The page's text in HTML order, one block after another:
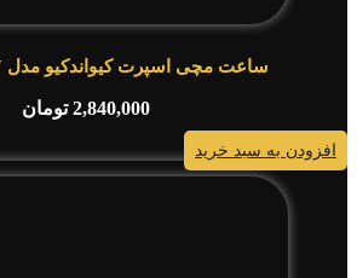
ساعت مچی اسپرت کیواندکیو مدل VR52J006Y
2,840,000 تومان
افزودن به سبد خرید